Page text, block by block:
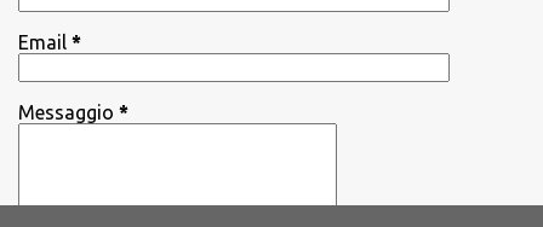
Email *
Messaggio *